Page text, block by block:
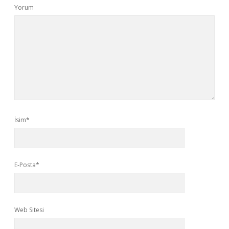
Yorum
İsim*
E-Posta*
Web Sitesi